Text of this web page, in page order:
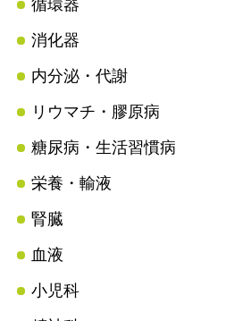
循環器
消化器
内分泌・代謝
リウマチ・膠原病
糖尿病・生活習慣病
栄養・輸液
腎臓
血液
小児科